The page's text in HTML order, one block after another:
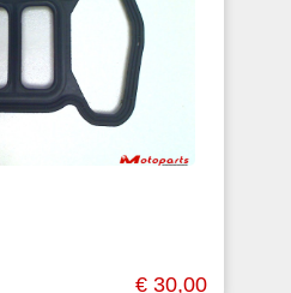
€ 30,00